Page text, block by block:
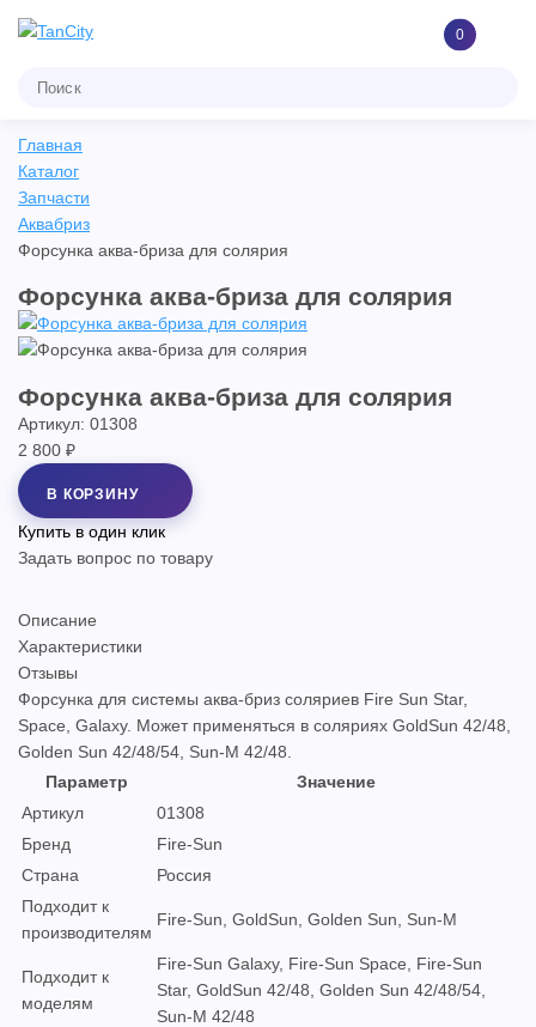
0
Главная
Каталог
Запчасти
Аквабриз
Форсунка аква-бриза для солярия
Форсунка аква-бриза для солярия
Форсунка аква-бриза для солярия
Артикул: 01308
2 800 ₽
В КОРЗИНУ
Купить в один клик
Задать вопрос по товару
Описание
Характеристики
Отзывы
Форсунка для системы аква-бриз соляриев Fire Sun Star,
Space, Galaxy. Может применяться в соляриях GoldSun 42/48,
Golden Sun 42/48/54, Sun-M 42/48.
Параметр
Значение
Артикул
01308
Бренд
Fire-Sun
Страна
Россия
Подходит к
производителям
Fire-Sun, GoldSun, Golden Sun, Sun-M
Подходит к
моделям
Fire-Sun Galaxy, Fire-Sun Space, Fire-Sun
Star, GoldSun 42/48, Golden Sun 42/48/54,
Sun-M 42/48